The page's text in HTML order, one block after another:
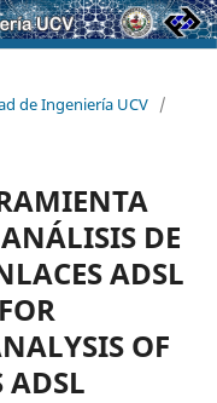
de Ingeniería UCV /
DE
ADSL
OF
ADSL